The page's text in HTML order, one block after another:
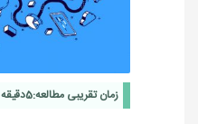
زمان تقریبی مطالعه:5دقیقه